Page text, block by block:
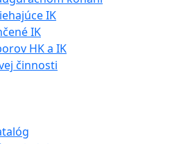
IK
IK
HK a IK
činnosti